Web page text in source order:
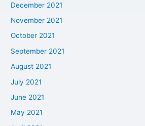
December 2021
November 2021
October 2021
September 2021
August 2021
July 2021
June 2021
May 2021